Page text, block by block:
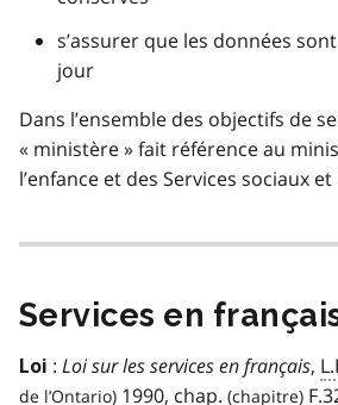
s’assurer que les données
jour
Dans l’ensemble des objectifs de
« ministère » fait référence au
l’enfance et des Services sociaux
Services en
Loi : Loi sur les services en français,
1990, chap.